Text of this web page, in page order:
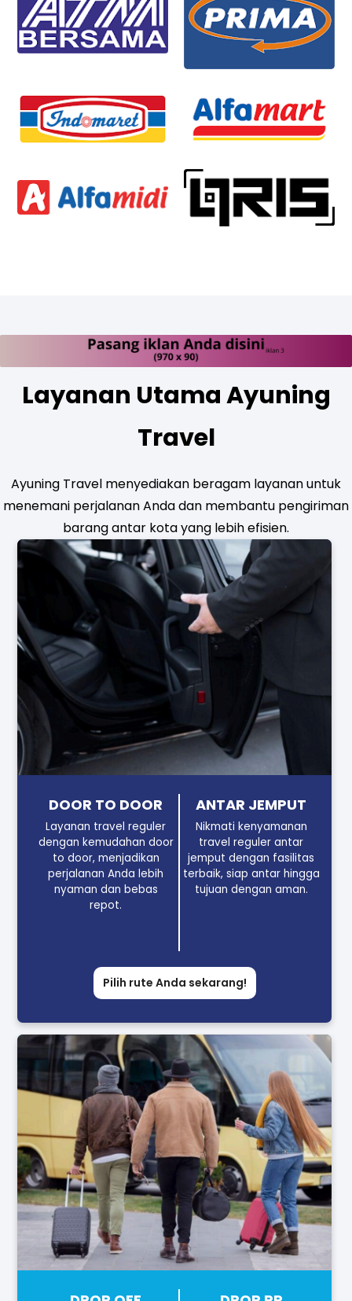
Layanan Utama Ayuning
Travel
Ayuning Travel menyediakan beragam layanan untuk
menemani perjalanan Anda dan membantu pengiriman
barang antar kota yang lebih efisien.
DOOR TO DOOR
Layanan travel reguler
dengan kemudahan door
to door, menjadikan
perjalanan Anda lebih
nyaman dan bebas
repot.
ANTAR JEMPUT
Nikmati kenyamanan
travel reguler antar
jemput dengan fasilitas
terbaik, siap antar hingga
tujuan dengan aman.
Pilih rute Anda sekarang!